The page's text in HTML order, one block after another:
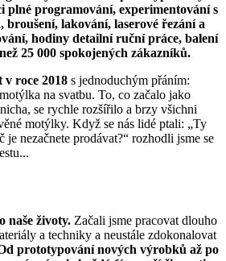
plné programování, experimentování s
broušení, lakování, laserové řezání a
hodiny detailní ruční práce, balení
25 000 spokojených zákazníků.
v roce 2018 s jednoduchým přáním:
na svatbu. To, co začalo jako
se rychle rozšířilo a brzy všichni
motýlky. Když se nás lidé ptali: „Ty
je nezačnete prodávat?“ rozhodli jsme se
naše životy. Začali jsme pracovat dlouho
a techniky a neustále zdokonalovat
prototypování nových výrobků až po